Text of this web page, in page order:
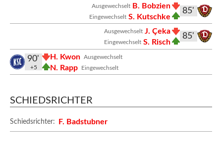
85'
Ausgewechselt B. Bobzien
Eingewechselt S. Kutschke
85'
Ausgewechselt J. Çeka
Eingewechselt S. Risch
Ausgewechselt
H. Kwon
Eingewechselt
N. Rapp
90'
+5
SCHIEDSRICHTER
Schiedsrichter: F. Badstubner